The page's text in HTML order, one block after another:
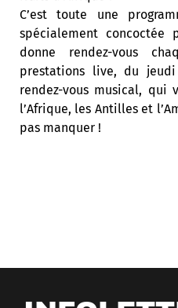
C’est toute une
spécialement
donne rendez-vous
prestations live, du
rendez-vous musical, qui
l’Afrique, les Antilles et
pas manquer !